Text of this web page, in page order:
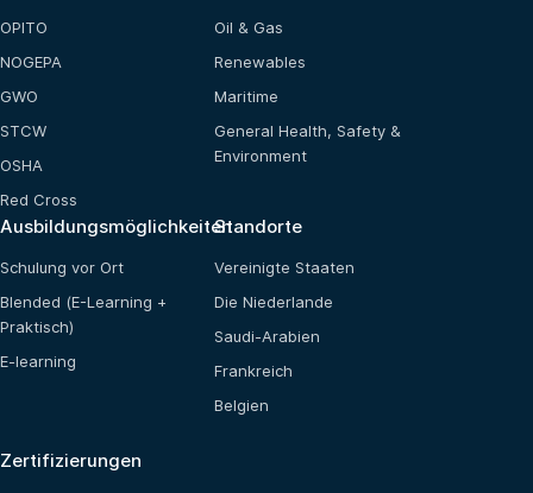
OPITO
NOGEPA
GWO
STCW
OSHA
Red Cross
Oil & Gas
Renewables
Maritime
General Health, Safety &
Environment
Ausbildungsmöglichkeiten
Schulung vor Ort
Blended (E-Learning +
Praktisch)
E-learning
Standorte
Vereinigte Staaten
Die Niederlande
Saudi-Arabien
Frankreich
Belgien
Zertifizierungen